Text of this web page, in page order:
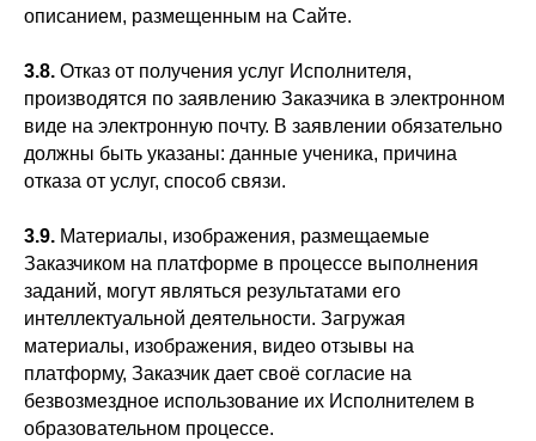
описанием, размещенным на Сайте.
3.8. Отказ от получения услуг Исполнителя,
производятся по заявлению Заказчика в электронном
виде на электронную почту. В заявлении обязательно
должны быть указаны: данные ученика, причина
отказа от услуг, способ связи.
3.9. Материалы, изображения, размещаемые
Заказчиком на платформе в процессе выполнения
заданий, могут являться результатами его
интеллектуальной деятельности. Загружая
материалы, изображения, видео отзывы на
платформу, Заказчик дает своё согласие на
безвозмездное использование их Исполнителем в
образовательном процессе.